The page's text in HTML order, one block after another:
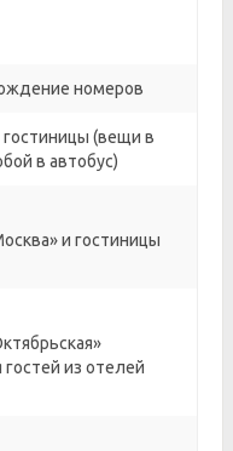
номеров
(вещи в
в автобус)
и гостиницы
из отелей